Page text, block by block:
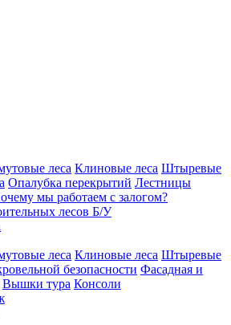
леса Клиновые леса Штыревые
Опалубка перекрытий Лестницы
мы работаем с залогом?
лесов Б/У
леса Клиновые леса Штыревые
безопасности Фасадная и
Вышки тура Консоли